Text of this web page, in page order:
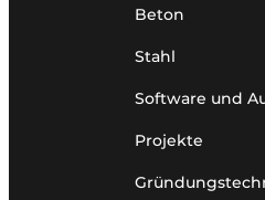
Beton
Stahl
Software und
Projekte